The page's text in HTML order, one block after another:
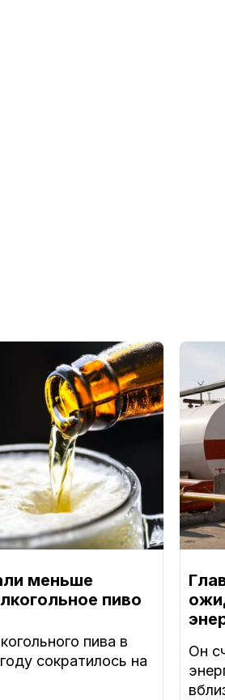
меньше
пиво
пива в
сократилось на
Он